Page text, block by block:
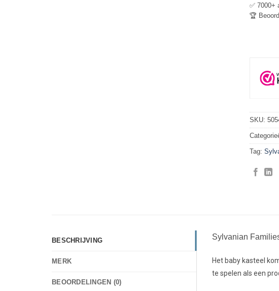
✅ 7000+
🏆
SKU:
Tag:
BESCHRIJVING
MERK
BEOORDELINGEN (0)
Sylvanian
Het baby kasteel
te spelen als een